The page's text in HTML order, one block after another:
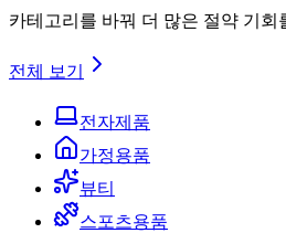
카테고리를 바꿔 더 많은 절약 기회
전체 보기
전자제품
가정용품
뷰티
스포츠용품